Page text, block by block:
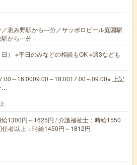
恵み野駅から---分／サッポロビール庭園駅
から---分
） ※平日のみなどの相談もOK ※週3なども
～16:0009:00～18:0017:00～09:00※ 上記
…
1300円～1625円 / 介護福祉士：時給1550
任者以上：時給1450円～1812円